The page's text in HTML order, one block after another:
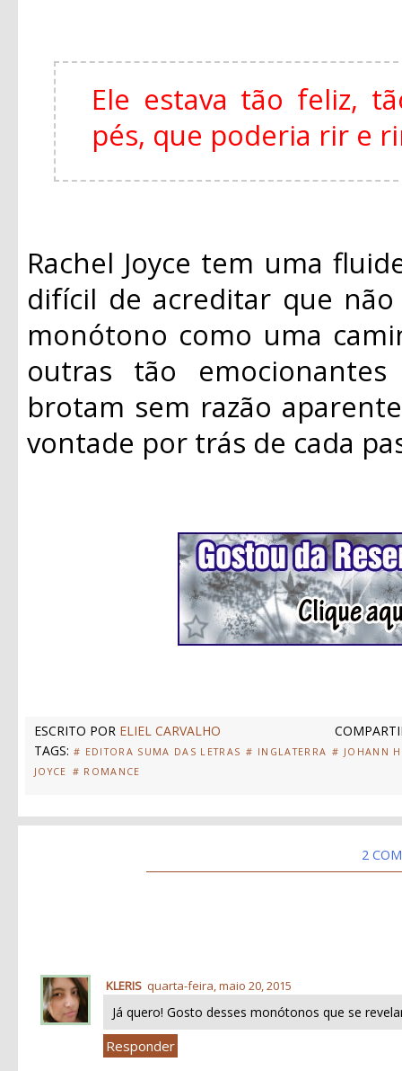
Ele estava tão feliz,
pés, que poderia rir e
Rachel Joyce tem uma
difícil de acreditar que
monótono como uma
outras tão
brotam sem razão
vontade por trás de cada
ESCRITO POR ELIEL CARVALHO
TAGS: # EDITORA SUMA DAS LETRAS # INGLATERRA # JOHANN
JOYCE # ROMANCE
2
KLERIS quarta-feira, maio 20, 2015
Já quero! Gosto desses monótonos que se
Responder